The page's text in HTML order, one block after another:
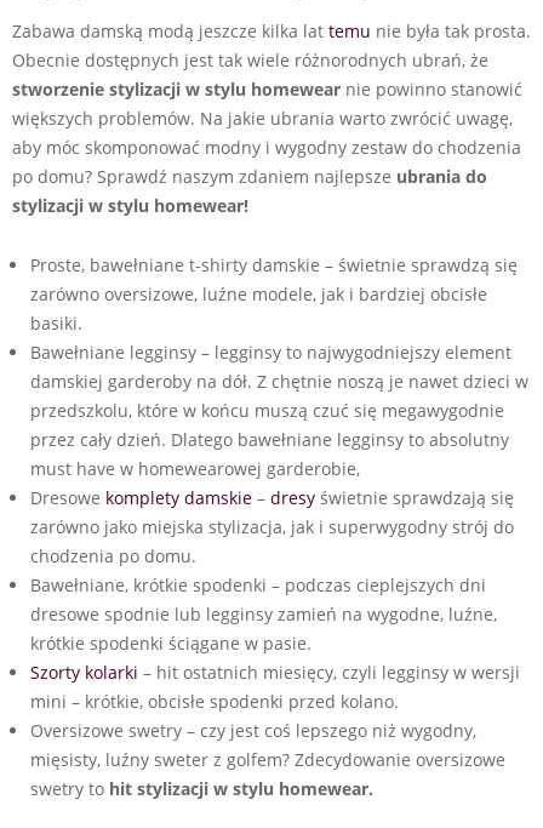
Zabawa damską modą jeszcze kilka lat temu nie była tak prosta.
Obecnie dostępnych jest tak wiele różnorodnych ubrań, że
stworzenie stylizacji w stylu homewear nie powinno stanowić
większych problemów. Na jakie ubrania warto zwrócić uwagę,
aby móc skomponować modny i wygodny zestaw do chodzenia
po domu? Sprawdź naszym zdaniem najlepsze ubrania do
stylizacji w stylu homewear!
Proste, bawełniane t-shirty damskie – świetnie sprawdzą się
zarówno oversizowe, luźne modele, jak i bardziej obcisłe
basiki.
Bawełniane legginsy – legginsy to najwygodniejszy element
damskiej garderoby na dół. Z chętnie noszą je nawet dzieci w
przedszkolu, które w końcu muszą czuć się megawygodnie
przez cały dzień. Dlatego bawełniane legginsy to absolutny
must have w homewearowej garderobie,
Dresowe komplety damskie – dresy świetnie sprawdzają się
zarówno jako miejska stylizacja, jak i superwygodny strój do
chodzenia po domu.
Bawełniane, krótkie spodenki – podczas cieplejszych dni
dresowe spodnie lub legginsy zamień na wygodne, luźne,
krótkie spodenki ściągane w pasie.
Szorty kolarki – hit ostatnich miesięcy, czyli legginsy w wersji
mini – krótkie, obcisłe spodenki przed kolano.
Oversizowe swetry – czy jest coś lepszego niż wygodny,
mięsisty, luźny sweter z golfem? Zdecydowanie oversizowe
swetry to hit stylizacji w stylu homewear.